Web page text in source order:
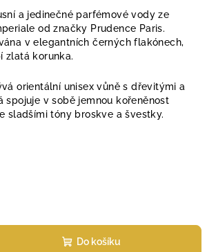
a jedinečné parfémové vody ze
od značky Prudence Paris.
v elegantních černých flakónech,
zlatá korunka.
orientální unisex vůně s dřevitými a
spojuje v sobě jemnou kořeněnost
sladšími tóny broskve a švestky.
Do košíku